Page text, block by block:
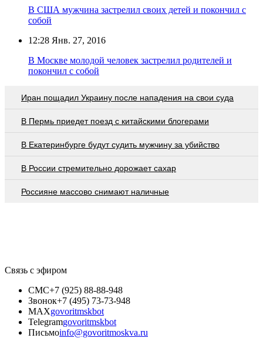
В США мужчина застрелил своих детей и покончил с
собой
12:28 Янв. 27, 2016
В Москве молодой человек застрелил родителей и
покончил с собой
Иран пощадил Украину после нападения на свои суда
В Пермь приедет поезд с китайскими блогерами
В Екатеринбурге будут судить мужчину за убийство
В России стремительно дорожает сахар
Россияне массово снимают наличные
Связь с эфиром
СМС+7 (925) 88-88-948
Звонок+7 (495) 73-73-948
MAXgovoritmskbot
Telegramgovoritmskbot
Письмоinfo@govoritmoskva.ru